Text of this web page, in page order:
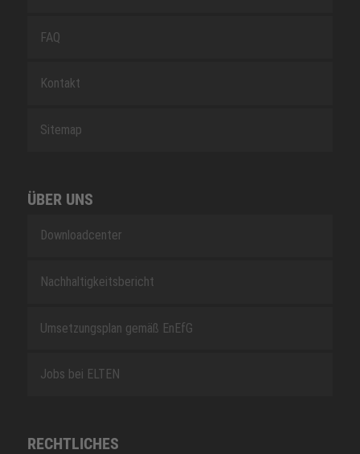
FAQ
Kontakt
Sitemap
ÜBER UNS
Downloadcenter
Nachhaltigkeitsbericht
Umsetzungsplan gemäß EnEfG
Jobs bei ELTEN
RECHTLICHES